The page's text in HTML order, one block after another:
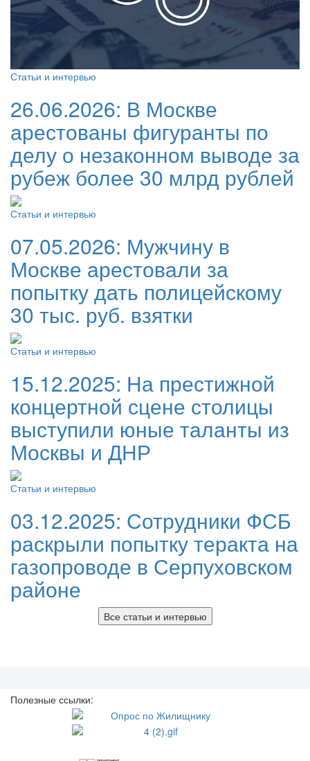
Статьи и интервью
26.06.2026: В Москве
арестованы фигуранты по
делу о незаконном выводе за
рубеж более 30 млрд рублей
Статьи и интервью
07.05.2026: Мужчину в
Москве арестовали за
попытку дать полицейскому
30 тыс. руб. взятки
Статьи и интервью
15.12.2025: На престижной
концертной сцене столицы
выступили юные таланты из
Москвы и ДНР
Статьи и интервью
03.12.2025: Сотрудники ФСБ
раскрыли попытку теракта на
газопроводе в Серпуховском
районе
Все статьи и интервью
Полезные ссылки: